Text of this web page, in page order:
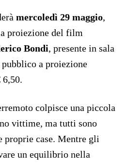
mercoledì 29 maggio,
proiezione del film
Bondi, presente in sala
a proiezione
6,50.
colpisce una piccola
vittime, ma tutti sono
proprie case. Mentre gli
un equilibrio nella